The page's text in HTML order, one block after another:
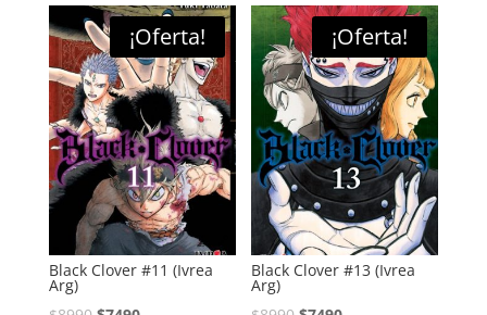
$8990.$7490.
¡Oferta!
Black Clover #11 (Ivrea
Arg)
¡Oferta!
Black Clover #13 (Ivrea
Arg)